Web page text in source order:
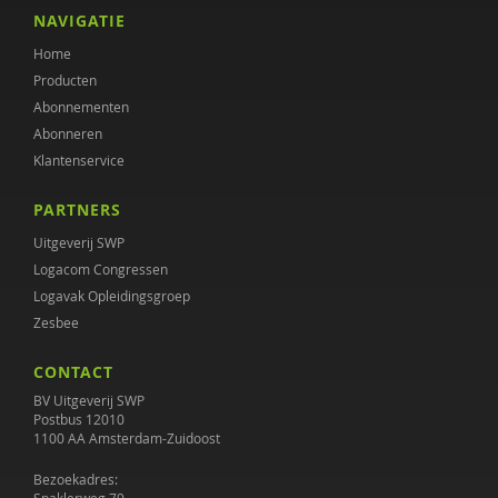
Maaike van Vugt
Ine Voorham
Judith Wolf
NAVIGATIE
Home
Producten
Abonnementen
Abonneren
Klantenservice
PARTNERS
Uitgeverij SWP
Logacom Congressen
Logavak Opleidingsgroep
Zesbee
CONTACT
BV Uitgeverij SWP
Postbus 12010
1100 AA Amsterdam-Zuidoost
Bezoekadres: